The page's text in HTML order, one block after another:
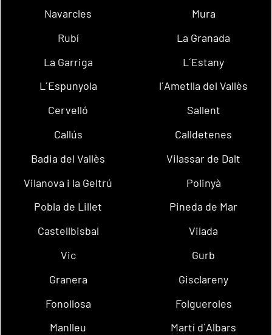
Navarcles
Mura
Rubí
La Granada
La Garriga
L´Estany
L´Espunyola
l´Ametlla del Vallès
Cervelló
Sallent
Callús
Calldetenes
Badia del Vallès
Vilassar de Dalt
Vilanova i la Geltrú
Polinyà
Pobla de Lillet
Pineda de Mar
Castellbisbal
Vilada
Vic
Gurb
Granera
Gisclareny
Fonollosa
Folgueroles
Manlleu
Martí d´Albars